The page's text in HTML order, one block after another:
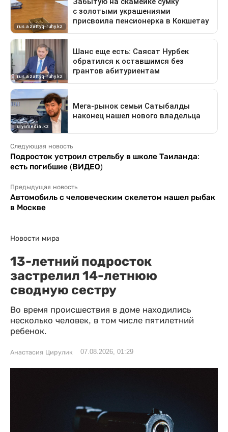
Следующая новость
Подросток устроил стрельбу в школе Таиланда:
есть погибшие (ВИДЕО)
Предыдущая новость
Автомобиль с человеческим скелетом нашел рыбак
в Москве
Новости мира
13-летний подросток
застрелил 14-летнюю
сводную сестру
Во время происшествия в доме находились
несколько человек, в том числе пятилетний
ребенок.
Анастасия Цирулик 07.08.2026, 01:29